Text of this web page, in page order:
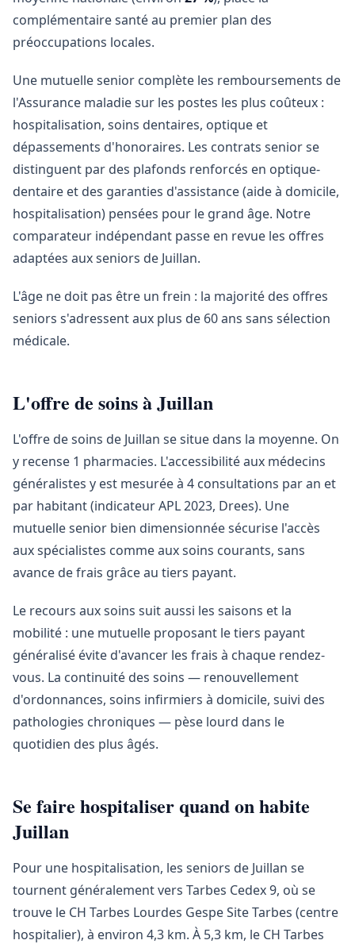
complémentaire santé au premier plan des
préoccupations locales.
Une mutuelle senior complète les remboursements de
l'Assurance maladie sur les postes les plus coûteux :
hospitalisation, soins dentaires, optique et
dépassements d'honoraires. Les contrats senior se
distinguent par des plafonds renforcés en optique-
dentaire et des garanties d'assistance (aide à domicile,
hospitalisation) pensées pour le grand âge. Notre
comparateur indépendant passe en revue les offres
adaptées aux seniors de Juillan.
L'âge ne doit pas être un frein : la majorité des offres
seniors s'adressent aux plus de 60 ans sans sélection
médicale.
L'offre de soins à Juillan
L'offre de soins de Juillan se situe dans la moyenne. On
y recense 1 pharmacies. L'accessibilité aux médecins
généralistes y est mesurée à 4 consultations par an et
par habitant (indicateur APL 2023, Drees). Une
mutuelle senior bien dimensionnée sécurise l'accès
aux spécialistes comme aux soins courants, sans
avance de frais grâce au tiers payant.
Le recours aux soins suit aussi les saisons et la
mobilité : une mutuelle proposant le tiers payant
généralisé évite d'avancer les frais à chaque rendez-
vous. La continuité des soins — renouvellement
d'ordonnances, soins infirmiers à domicile, suivi des
pathologies chroniques — pèse lourd dans le
quotidien des plus âgés.
Se faire hospitaliser quand on habite
Juillan
Pour une hospitalisation, les seniors de Juillan se
tournent généralement vers Tarbes Cedex 9, où se
trouve le CH Tarbes Lourdes Gespe Site Tarbes (centre
hospitalier), à environ 4,3 km. À 5,3 km, le CH Tarbes